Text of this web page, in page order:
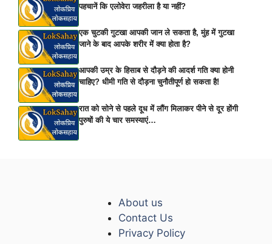
पहचानें कि एलोवेरा जहरीला है या नहीं?
एक चुटकी गुटखा आपकी जान ले सकता है, मुंह में गुटखा
जाने के बाद आपके शरीर में क्या होता है?
आपकी उम्र के हिसाब से दौड़ने की आदर्श गति क्या होनी
चाहिए? धीमी गति से दौड़ना चुनौतीपूर्ण हो सकता है!
रात को सोने से पहले दूध में लौंग मिलाकर पीने से दूर होंगी
पुरुषों की ये चार समस्याएं…
About us
Contact Us
Privacy Policy